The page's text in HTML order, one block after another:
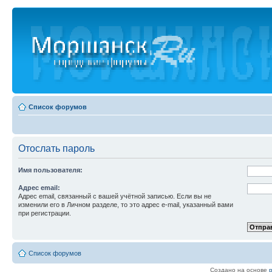
Список форумов
Отослать пароль
Имя пользователя:
Адрес email:
Адрес email, связанный с вашей учётной записью. Если вы не
изменили его в Личном разделе, то это адрес e-mail, указанный вами
при регистрации.
Список форумов
Создано на основе